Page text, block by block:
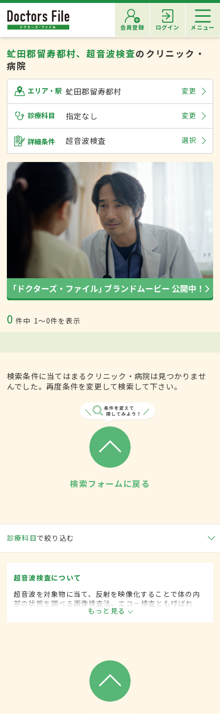
会員登録 ログイン メニュー
虻田郡留寿都村、超音波検査のクリニック・
病院
エリア・駅 虻田郡留寿都村 変更
診療科目 指定なし 変更
詳細条件 超音波検査 選択
0 件中 1〜0件を表示
検索条件に当てはまるクリニック・病院は見つかりませ
んでした。再度条件を変更して検索して下さい。
検索フォームに戻る
診療科目で絞り込む
超音波検査について
超音波を対象物に当て、反射を映像化することで体の内
部の状態を調べる画像検査法。エコー検査とも呼ばれ
る。内臓や組織の動きをリアルタイムに観察でき、詳細
な診断が可能。痛みを伴わないので患者の負担が少な
もっと見る